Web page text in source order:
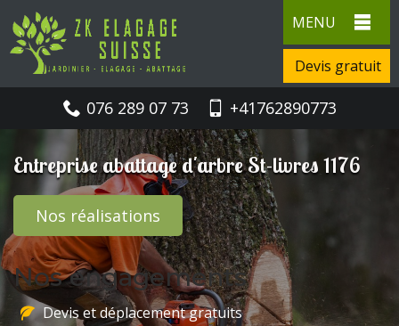
MENU
Devis gratuit
076 289 07 73 +41762890773
Entreprise abattage d'arbre St-livres 1176
Nos réalisations
Nos engagements
Devis et déplacement gratuits